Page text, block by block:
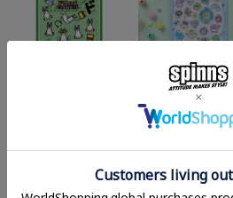
≪たまごっち≫プチ
ップシール＜メー
応＞